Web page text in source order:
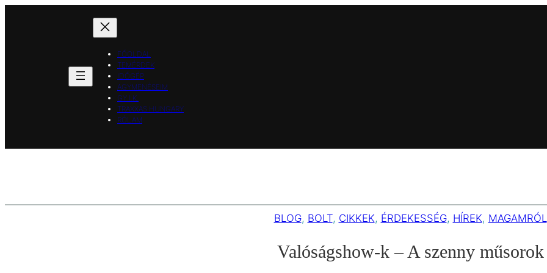
FŐOLDAL
TEMÉRDEK
IDŐGÉP
AGYMENÉSEIM
GY.I.K.
TRAXXAS HUNGARY
RÓLAM
BLOG, BOLT, CIKKEK, ÉRDEKESSÉG, HÍREK, MAGAMRÓL
Valóságshow-k – A szenny műsorok